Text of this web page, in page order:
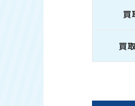
買
買